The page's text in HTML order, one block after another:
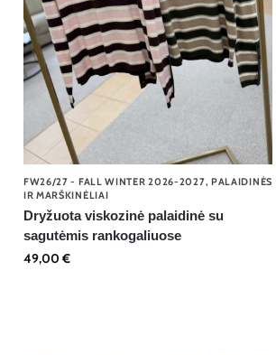
FW26/27 - FALL WINTER 2026-2027, PALAIDINĖS
IR MARŠKINĖLIAI
Dryžuota viskozinė palaidinė su
sagutėmis rankogaliuose
49,00 €